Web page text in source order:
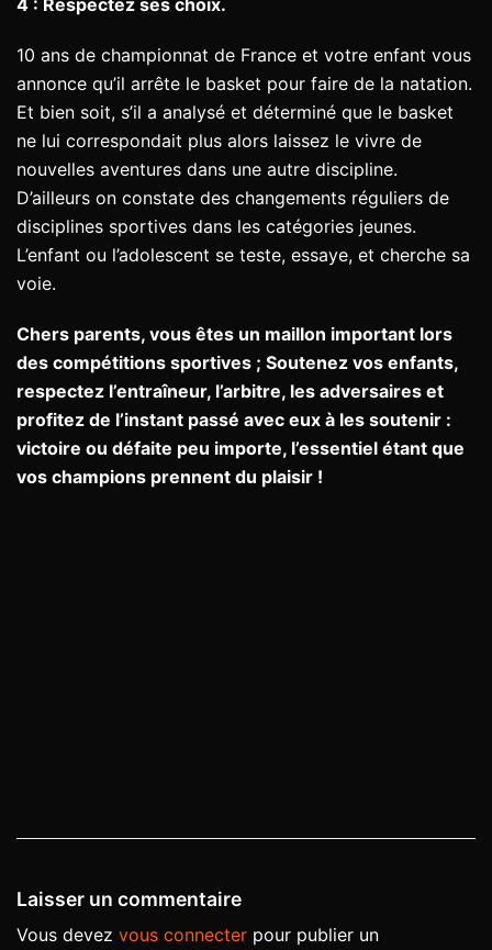
10 ans de championnat de France et votre enfant vous
annonce qu’il arrête le basket pour faire de la natation.
Et bien soit, s’il a analysé et déterminé que le basket
ne lui correspondait plus alors laissez le vivre de
nouvelles aventures dans une autre discipline.
D’ailleurs on constate des changements réguliers de
disciplines sportives dans les catégories jeunes.
L’enfant ou l’adolescent se teste, essaye, et cherche sa
voie.
Chers parents, vous êtes un maillon important lors
des compétitions sportives ; Soutenez vos enfants,
respectez l’entraîneur, l’arbitre, les adversaires et
profitez de l’instant passé avec eux à les soutenir :
victoire ou défaite peu importe, l’essentiel étant que
vos champions prennent du plaisir !
Laisser un commentaire
Vous devez vous connecter pour publier un